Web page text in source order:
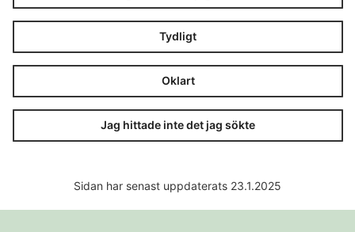
Tydligt
Oklart
Jag hittade inte det jag sökte
Sidan har senast uppdaterats 23.1.2025